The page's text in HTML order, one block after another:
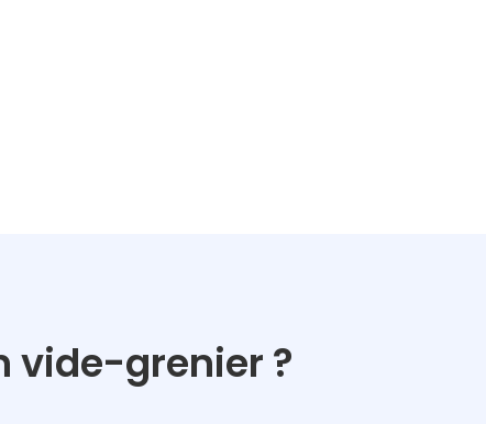
vide-grenier ?